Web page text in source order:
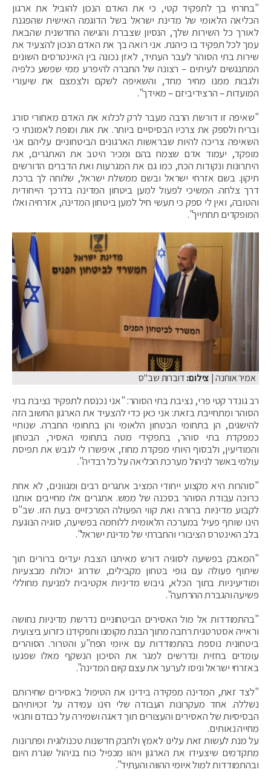
"בחרתי בך לתפקיד קטי, כי את האדם הנכון להוביל את ארגון
הכליאה הלאומי של מדינת ישראל בשל הדוגמה האישית שהפגנת
לאורך כל השירות שלך, הנסיון שצברת והגישה החדשנית שהבאת
עמך לכל תפקיד בו כיהנת. אני רואה בך את האדם הנכון להצעיד את
שירות בתי הסוהר לעבר העתיד, לאזן נכונה בין האינטרסים השונים
המתנגשים לעיתים – רצונה של החברה להיפרע ממי שפשע כלפיה
ולגבות ממנו מחיר מחד, והשאיפה לשקם ולצמצם את שיעורי
המועדות – הרצידיביזם – מאידך".
"שאיפה זו דורשת הרבה מעבר לרק לכלוא את האדם מאחורי סורג
ובריח ולספק את צרכיו הבסיסיים ביותר. את אות ומופת לאמונתי כי
השאיפה צריכה להיות שבראשות הארגונים הביטחוניים עליהם אני
מופקד, יעמוד אדם שצמח בהם ומכיר היטב את האתגרים, את
היתרונות ונקודות הכח, כמו גם את המגרעות ואת הדברים הדורשים
תיקון. בשם אזרחי ישראל ובשם ממשלת ישראל, שלוחה לך ברכת
דרך צלחה. המשיכי לפעול למען ביטחון המדינה בדרכך הייחודית
והטובה, ואין לי ספק כי תעשי חיל למען ביטחון המדינה, אזרחיה ואלו
המופקדים תחתייך".
אמיר אוחנה| צילום:דוברות שב"ס
רב גונדר קטי פרי, נציבת בתי הסוהר: "אני נכנסת לתפקיד נציבת בתי
הסוהר ומתחייבת בזאת: אני כאן כדי להצעיד את הארגון החשוב הזה
להישגים, הן בתחומי הבטחון הלאומי והן בתחומי החברה. שנותיי
כמפקדת בתי סוהר, בתפקידי מטה בתחומי האסיר, הבטחון
והמודיעין, ולבסוף היותי מפקדת מחוז, איפשרו לי לגבש את תפיסת
עולמי באשר לניהול מערכת הכליאה על כל רבדיה".
"סוהרות היא מקצוע ייחודי המציב אתגרים רבים ומגוונים, לא אחת
כרוכה עבודת הסוהר בסכנה של ממש. אתגרים אלו מחייבים אותנו
לקבוע מדיניות ברורה ואת קווי הפעולה המרכזיים בעת הזו. שב"ס
הינו שותף פעיל במערכה הלאומית ללוחמה בפשיעה, סוגיה הנוגעת
בלב האינטרס הציבורי והחברתי של מדינת ישראל".
"המאבק בפשיעה לסוגיה דורש מאיתנו הצבת יעדים ברורים תוך
שיתוף פעולה עם גופי בטחון מקבילים, שדרוג יכולות מבצעיות
ומודיעיניות בתוך הכלא, גיבוש מדיניות אקטיבית למניעת מחוללי
פשיעה והגברת ההרתעה".
"בהתמודדות אל מול האסירים הביטחוניים נדרשת מדיניות נחושה
וראייה אסטרטגית רחבה מתוך הבנת מקומנו ותפקידנו כזרוע ביצועית
ביטחונית נוספת בהתמודדות עם איומי הפח"ע והטרור. הסוהרים
עומדים בחזית ונדרשים למגר את הסיכון הנשקף מאלו שפגעו
באזרחי ישראל וניסו לערער את עצם קיום המדינה".
"לצד זאת, המדינה מפקידה בידינו את הטיפול באסירים שחירותם
נשללה. אחד מעקרונות העבודה שלי הינו עמידה על זכויותיהם
הבסיסיות של האסירים והעצורים תוך דאגה ושמירה על כבודם ותנאי
מחייה נאותים.
על מנת לעשות זאת עלינו לאמץ ולחבק חדשנות טכנולוגית ופתרונות
מתקדמים שיצעידו את הארגון ויהוו מכפיל כוח בניהול שגרת היום
ובהתמודדות למול איומי ההווה והעתיד".